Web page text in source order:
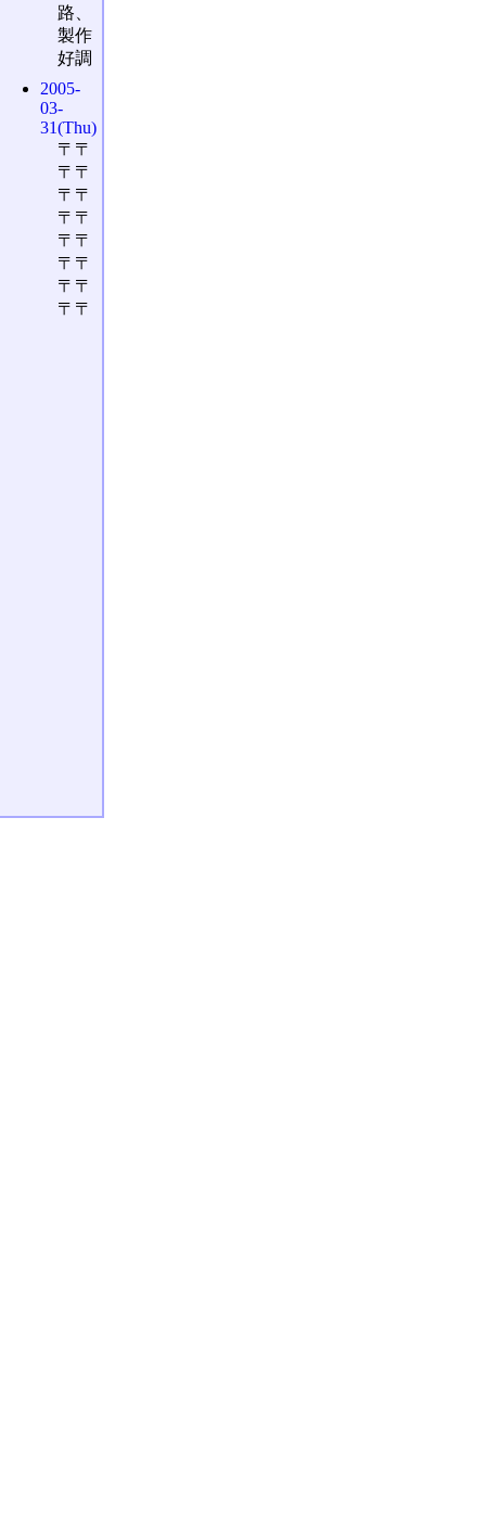
路、
製作
好調
2005-
03-
31(Thu)
〒〒
〒〒
〒〒
〒〒
〒〒
〒〒
〒〒
〒〒